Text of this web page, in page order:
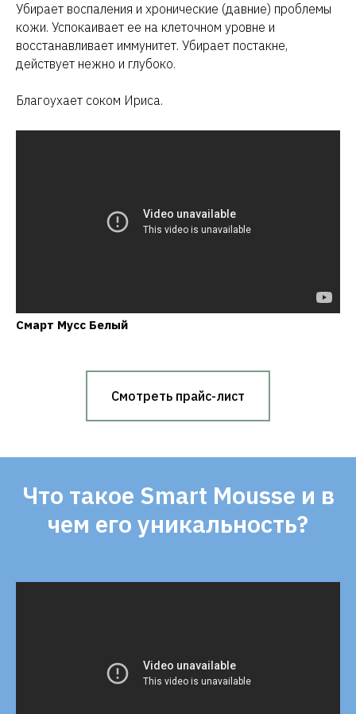
Убирает воспаления и хронические (давние) проблемы
кожи. Успокаивает ее на клеточном уровне и
восстанавливает иммунитет. Убирает постакне,
действует нежно и глубоко.
Благоухает соком Ириса.
Смарт Мусс Белый
Смотреть прайс-лист
Что такое Smart Mousse и в
чем его уникальность?